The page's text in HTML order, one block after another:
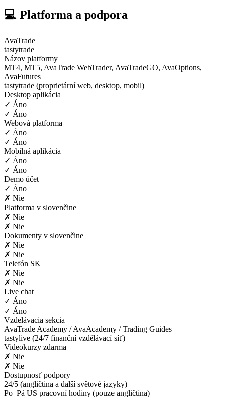
💻 Platforma a podpora
AvaTrade
tastytrade
Názov platformy
MT4, MT5, AvaTrade WebTrader, AvaTradeGO, AvaOptions,
AvaFutures
tastytrade (proprietární web, desktop, mobil)
Desktop aplikácia
✓ Áno
✓ Áno
Webová platforma
✓ Áno
✓ Áno
Mobilná aplikácia
✓ Áno
✓ Áno
Demo účet
✓ Áno
✗ Nie
Platforma v slovenčine
✗ Nie
✗ Nie
Dokumenty v slovenčine
✗ Nie
✗ Nie
Telefón SK
✗ Nie
✗ Nie
Live chat
✓ Áno
✓ Áno
Vzdelávacia sekcia
AvaTrade Academy / AvaAcademy / Trading Guides
tastylive (24/7 finanční vzdělávací síť)
Videokurzy zdarma
✗ Nie
✗ Nie
Dostupnosť podpory
24/5 (angličtina a další světové jazyky)
Po–Pá US pracovní hodiny (pouze angličtina)